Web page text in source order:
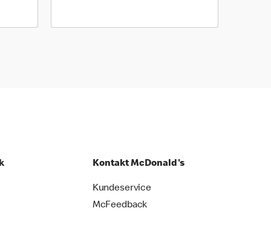
Kontakt McDonald's
Kundeservice
McFeedback